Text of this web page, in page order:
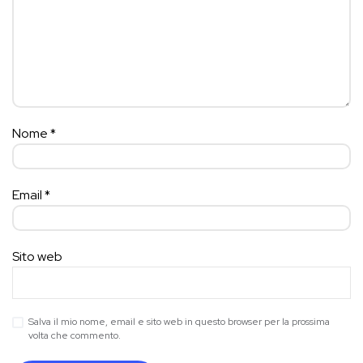
Nome*
Email*
Sito web
Salva il mio nome, email e sito web in questo browser per la prossima
volta che commento.